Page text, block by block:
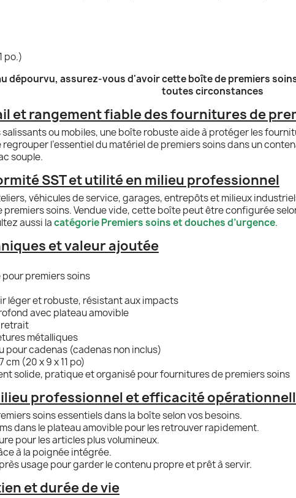
po.)
dépourvu, assurez-vous d'avoir cette boîte de premiers
toutes circonstances
et rangement fiable des fournitures de
ou mobiles, une boîte robuste aide à protéger les
regrouper l’essentiel du matériel de premiers soins dans un
souple.
SST et utilité en milieu professionnel
véhicules de service, garages, entrepôts et milieux
soins. Vendue vide, cette boîte peut être configurée
aussi lacatégorie Premiers soins et douches d’urgence.
et valeur ajoutée
premiers soins
léger et robuste, résistant aux impacts
avec plateau amovible
retrait
métalliques
pour cadenas (cadenas non inclus)
cm (20 x 9 x 11 po)
solide, pratique et organisé pour fournitures de premiers soins
professionnel et efficacité
soins essentiels dans la boîte selon vos besoins.
dans le plateau amovible pour les retrouver rapidement.
pour les articles plus volumineux.
à la poignée intégrée.
usage pour garder le contenu propre et prêt à servir.
et durée de vie